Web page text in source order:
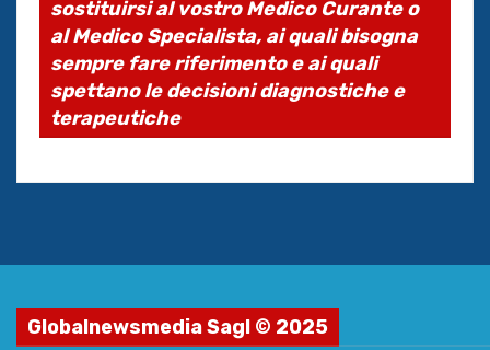
sostituirsi al vostro Medico Curante o
al Medico Specialista, ai quali bisogna
sempre fare riferimento e ai quali
spettano le decisioni diagnostiche e
terapeutiche
Globalnewsmedia Sagl © 2025